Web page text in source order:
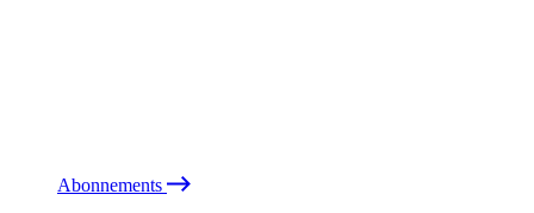
Abonnements